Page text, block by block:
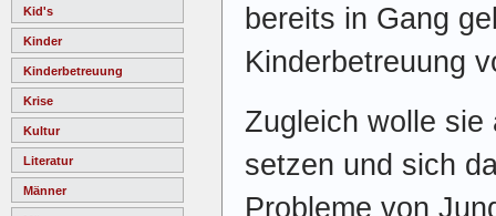
Kid's
Kinder
Kinderbetreuung
Krise
Kultur
Literatur
Männer
bereits in Gang
Kinderbetreuung
Zugleich wolle sie
setzen und sich
Probleme von